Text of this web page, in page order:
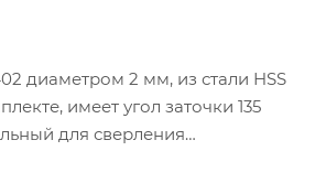
диаметром 2 мм, из стали HSS
имеет угол заточки 135
для сверления